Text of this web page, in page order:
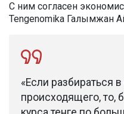
С ним согласен
Tengenomika Галымжан
«Если разбираться
происходящего, то,